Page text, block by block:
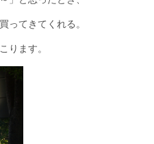
ってきてくれる。
ります。